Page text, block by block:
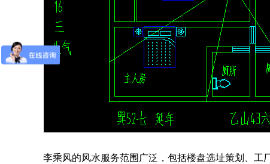
李乘风的风水服务范围广泛，包括楼盘选址策划、